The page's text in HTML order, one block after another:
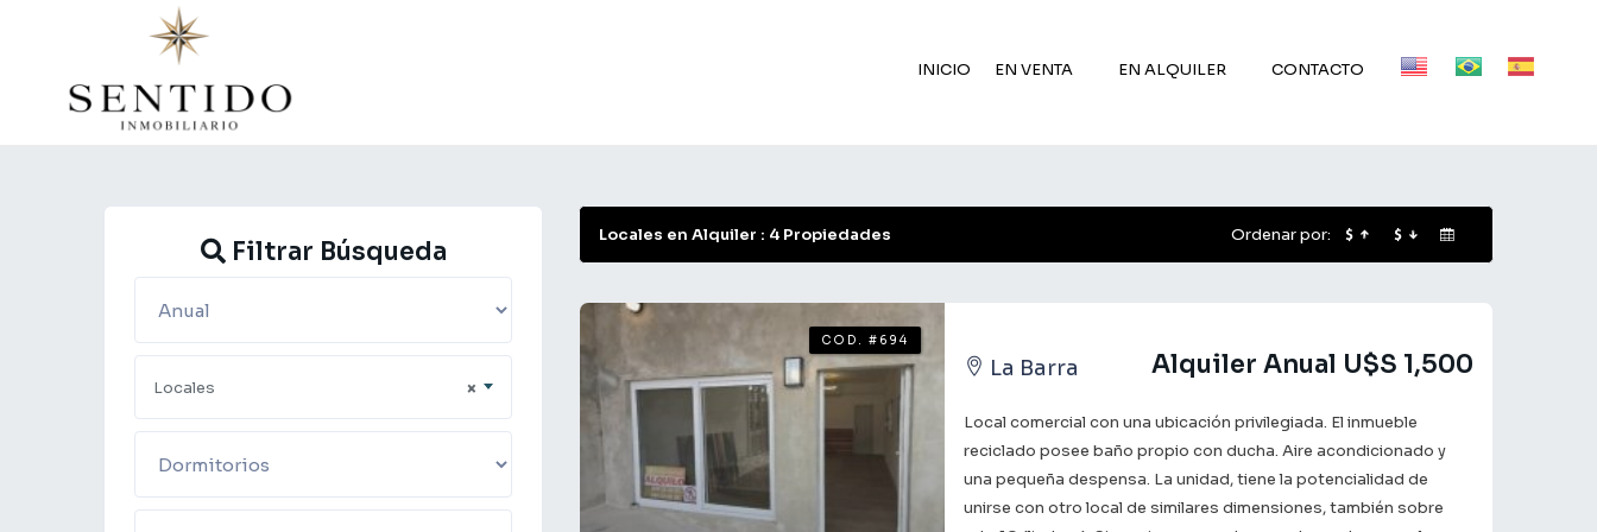
INICIO EN VENTA EN ALQUILER CONTACTO
Choose Rooms
Filtrar Búsqueda
×
Locales
Locales en Alquiler : 4 Propiedades Ordenar por:
COD. #694
La Barra Alquiler Anual U$S 1,500
Local comercial con una ubicación privilegiada. El inmueble
reciclado posee baño propio con ducha. Aire acondicionado y
una pequeña despensa. La unidad, tiene la potencialidad de
unirse con otro local de similares dimensiones, también sobre